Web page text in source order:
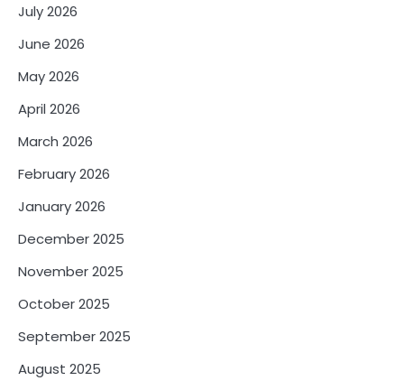
July 2026
June 2026
May 2026
April 2026
March 2026
February 2026
January 2026
December 2025
November 2025
October 2025
September 2025
August 2025